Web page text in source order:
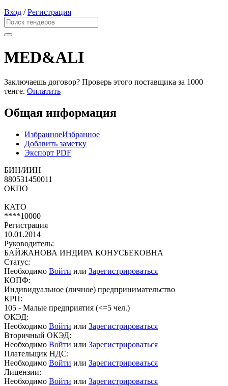
Вход /Регистрация
MED&ALI
Заключаешь договор? Проверь этого поставщика за 1000
тенге. Оплатить
Общая информация
ИзбранноеИзбранное
Добавить заметку
Экспорт PDF
БИН/ИИН
880531450011
ОКПО
КАТО
****10000
Регистрация
10.01.2014
Руководитель:
БАЙЖАНОВА ИНДИРА КОНУСБЕКОВНА
Статус:
Необходимо Войти или Зарегистрироваться
КОПФ:
Индивидуальное (личное) предпринимательство
КРП:
105 - Малые предприятия (<=5 чел.)
ОКЭД:
Необходимо Войти или Зарегистрироваться
Вторичный ОКЭД:
Необходимо Войти или Зарегистрироваться
Плательщик НДС:
Необходимо Войти или Зарегистрироваться
Лицензии:
Необходимо Войти или Зарегистрироваться